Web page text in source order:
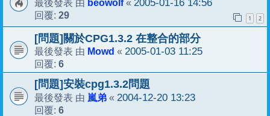
最後發表 由 beowolf« 2005-01-16 14:56
回覆: 29 1 2
[問題]關於CPG1.3.2 在整合的部分
最後發表 由 Mowd « 2005-01-03 11:25
回覆: 6
[問題]安裝cpg1.3.2問題
最後發表 由 嵐弟 « 2004-12-20 13:23
回覆: 6